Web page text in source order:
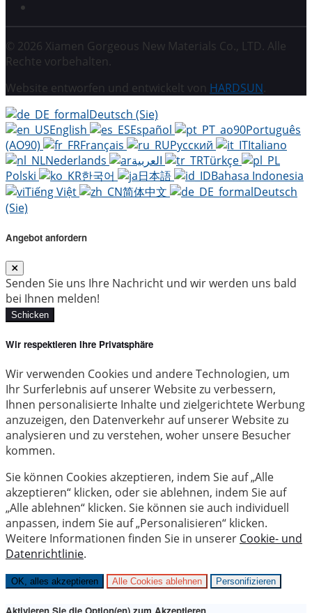
© 2026 Xiamen Gorgeous New Materials Co., LTD. Alle
Rechte vorbehalten.
Website entworfen und entwickelt von HARDSUN.
Deutsch (Sie)
English
Español
Português
(AO90)
Français Русский
Italiano
Nederlands
Türkçe
Polski
한국어 日本語
Bahasa Indonesia
Tiếng Việt
简体中文
Deutsch
(Sie)
Angebot anfordern
Senden Sie uns Ihre Nachricht und wir werden uns bald
bei Ihnen melden!
Schicken
Wir respektieren Ihre Privatsphäre
Wir verwenden Cookies und andere Technologien, um
Ihr Surferlebnis auf unserer Website zu verbessern,
Ihnen personalisierte Inhalte und zielgerichtete Werbung
anzuzeigen, den Datenverkehr auf unserer Website zu
analysieren und zu verstehen, woher unsere Besucher
kommen.
Sie können Cookies akzeptieren, indem Sie auf „Alle
akzeptieren“ klicken, oder sie ablehnen, indem Sie auf
„Alle ablehnen“ klicken. Sie können sie auch individuell
anpassen, indem Sie auf „Personalisieren“ klicken.
Weitere Informationen finden Sie in unserer Cookie- und
Datenrichtlinie.
OK, alles akzeptieren Alle Cookies ablehnen Personifizieren